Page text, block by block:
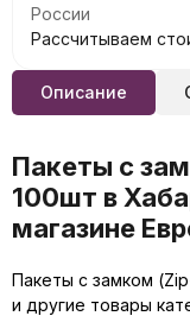
России
Рассчитываем
Описание
Пакеты с
100шт в
магазине
Пакеты с замком
и другие товары